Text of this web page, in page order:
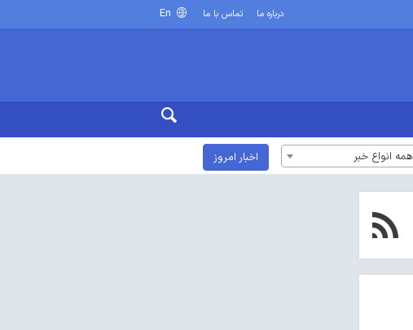
درباره ما تماس با ما
همه انواع خبر اخبار امروز